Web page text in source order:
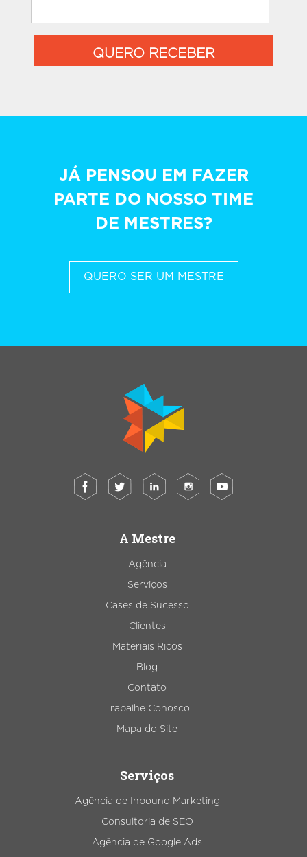
QUERO RECEBER
JÁ PENSOU EM FAZER
PARTE DO NOSSO TIME
DE MESTRES?
QUERO SER UM MESTRE
A Mestre
Agência
Serviços
Cases de Sucesso
Clientes
Materiais Ricos
Blog
Contato
Trabalhe Conosco
Mapa do Site
Serviços
Agência de Inbound Marketing
Consultoria de SEO
Agência de Google Ads